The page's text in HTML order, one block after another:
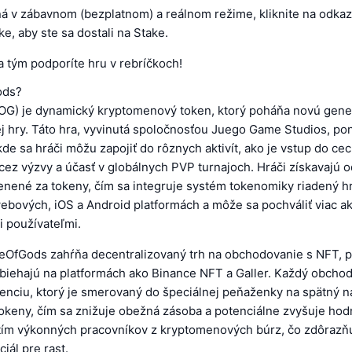
v zábavnom (bezplatnom) a reálnom režime, kliknite na
aby ste sa dostali na Stake.
tým podporíte hru v rebríčkoch!
je dynamický kryptomenový token, ktorý poháňa novú
hry. Táto hra, vyvinutá spoločnosťou Juego Game Studios,
sa hráči môžu zapojiť do rôznych aktivít, ako je vstup do
výzvy a účasť v globálnych PVP turnajoch. Hráči získavajú
za tokeny, čím sa integruje systém tokenomiky riadený
iOS a Android platformách a môže sa pochváliť viac
používateľmi.
zahŕňa decentralizovaný trh na obchodovanie s NFT,
na platformách ako Binance NFT a Galler. Každý
ktorý je smerovaný do špeciálnej peňaženky na spätný
čím sa znižuje obežná zásoba a potenciálne zvyšuje
výkonných pracovníkov z kryptomenových búrz, čo
pre rast.